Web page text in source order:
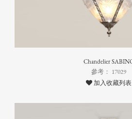
Chandelier
參考： 17029
加入收藏列表